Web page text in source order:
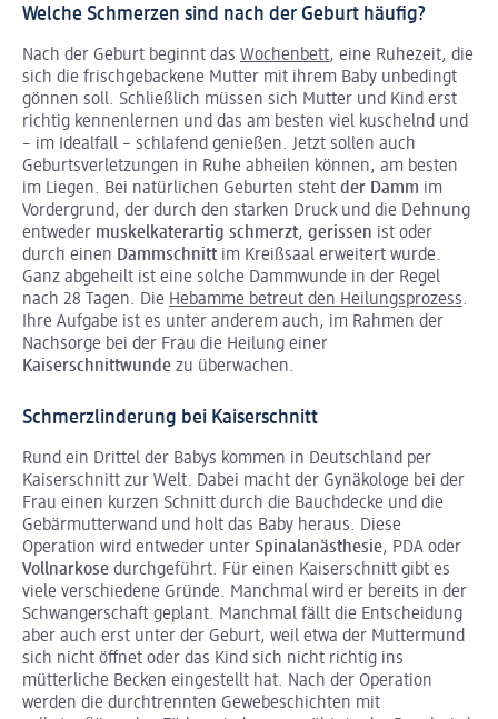
Welche Schmerzen sind nach der Geburt häufig?
Nach der Geburt beginnt das Wochenbett, eine Ruhezeit, die
sich die frischgebackene Mutter mit ihrem Baby unbedingt
gönnen soll. Schließlich müssen sich Mutter und Kind erst
richtig kennenlernen und das am besten viel kuschelnd und
– im Idealfall – schlafend genießen. Jetzt sollen auch
Geburtsverletzungen in Ruhe abheilen können, am besten
im Liegen. Bei natürlichen Geburten steht der Damm im
Vordergrund, der durch den starken Druck und die Dehnung
entweder muskelkaterartig schmerzt, gerissen ist oder
durch einen Dammschnitt im Kreißsaal erweitert wurde.
Ganz abgeheilt ist eine solche Dammwunde in der Regel
nach 28 Tagen. Die Hebamme betreut den Heilungsprozess.
Ihre Aufgabe ist es unter anderem auch, im Rahmen der
Nachsorge bei der Frau die Heilung einer
Kaiserschnittwunde zu überwachen.
Schmerzlinderung bei Kaiserschnitt
Rund ein Drittel der Babys kommen in Deutschland per
Kaiserschnitt zur Welt. Dabei macht der Gynäkologe bei der
Frau einen kurzen Schnitt durch die Bauchdecke und die
Gebärmutterwand und holt das Baby heraus. Diese
Operation wird entweder unter Spinalanästhesie, PDA oder
Vollnarkose durchgeführt. Für einen Kaiserschnitt gibt es
viele verschiedene Gründe. Manchmal wird er bereits in der
Schwangerschaft geplant. Manchmal fällt die Entscheidung
aber auch erst unter der Geburt, weil etwa der Muttermund
sich nicht öffnet oder das Kind sich nicht richtig ins
mütterliche Becken eingestellt hat. Nach der Operation
werden die durchtrennten Gewebeschichten mit